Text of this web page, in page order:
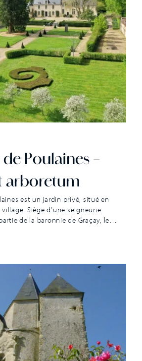
Poulaines –
arboretum
est un jardin privé, situé en
Siège d’une seigneurie
de la baronnie de Graçay, le
magnifiques arbres et buis
un manoir de la Renaissance et
[…]